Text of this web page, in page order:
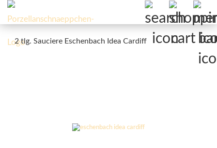
2 tlg. Sauciere Eschenbach Idea Cardiff